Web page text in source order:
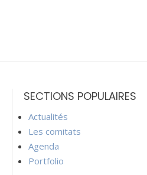
SECTIONS POPULAIRES
Actualités
Les comitats
Agenda
Portfolio